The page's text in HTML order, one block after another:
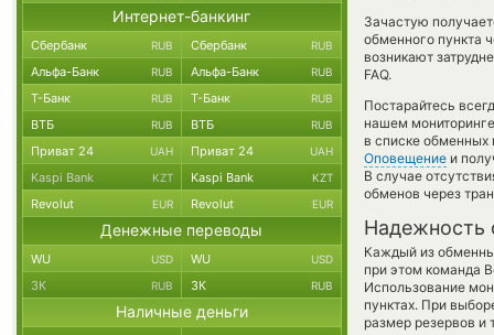
Зачастую
обменного пункта
возникают
FAQ.
Постарайтесь
нашем
в списке обменных
Оповещение и
В случае
обменов через
Надежность
Каждый из
при этом команда
Использование
пунктах. При
размер резервов и
Интернет-банкинг
Сбербанк RUB Сбербанк RUB
Альфа-Банк RUB Альфа-Банк RUB
Т-Банк RUB Т-Банк RUB
ВТБ RUB ВТБ RUB
Приват 24 UAH Приват 24 UAH
Kaspi Bank KZT Kaspi Bank KZT
Revolut EUR Revolut EUR
Денежные переводы
WU USD WU USD
ЗК RUB ЗК RUB
Наличные деньги